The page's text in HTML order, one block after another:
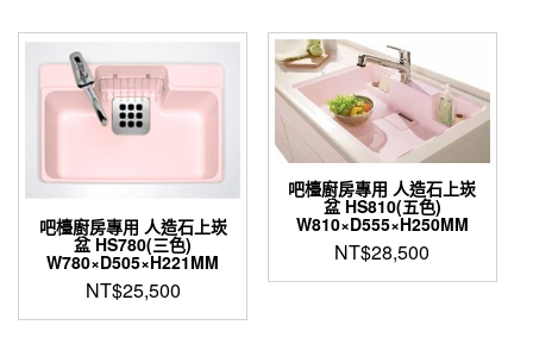
格：
NT$44,800。
格：
NT$38,100。
品
有
多
種
款
可
產
品
頁
面
選
吧檯廚房專用 人造石上崁
盆 HS780(三色)
W780×D505×H221MM
NT$25,500
吧檯廚房專用 人造石上崁
盆 HS810(五色)
W810×D555×H250MM
NT$28,500